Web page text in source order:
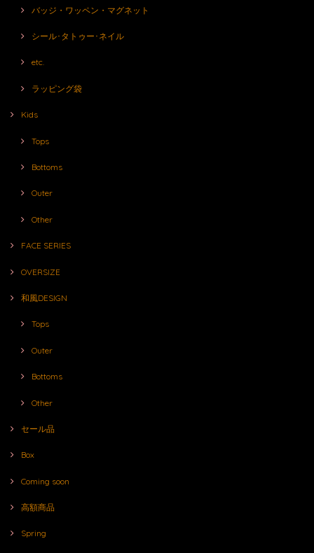
バッジ・ワッペン・マグネット
シール･タトゥー･ネイル
etc.
ラッピング袋
Kids
Tops
Bottoms
Outer
Other
FACE SERIES
OVERSIZE
和風DESIGN
Tops
Outer
Bottoms
Other
セール品
Box
Coming soon
高額商品
Spring